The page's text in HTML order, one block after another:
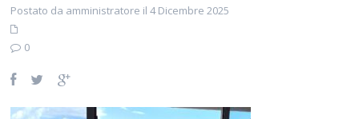
Postato da amministratore il 4 Dicembre 2025
0